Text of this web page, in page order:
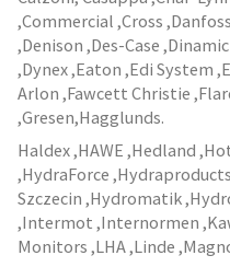
,Commercial ,Cross
,Denison ,Des-Case
,Dynex ,Eaton ,Edi System
Arlon ,Fawcett Christie
,Gresen,Hagglunds.
Haldex ,HAWE ,Hedland
,HydraForce
Szczecin ,Hydromatik
,Intermot ,Internormen
Monitors ,LHA ,Linde